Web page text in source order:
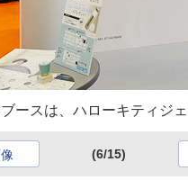
ースは、ハローキティジ
(6/15)